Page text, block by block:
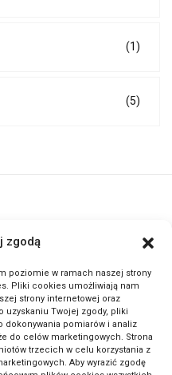
zgodą
poziomie w ramach naszej strony
Pliki cookies umożliwiają nam
strony internetowej oraz
uzyskaniu Twojej zgody, pliki
dokonywania pomiarów i analiz
do celów marketingowych. Strona
trzecich w celu korzystania z
Aby wyrazić zgodę
(1)
(5)
do naszej społeczności,
GENIALNYCH